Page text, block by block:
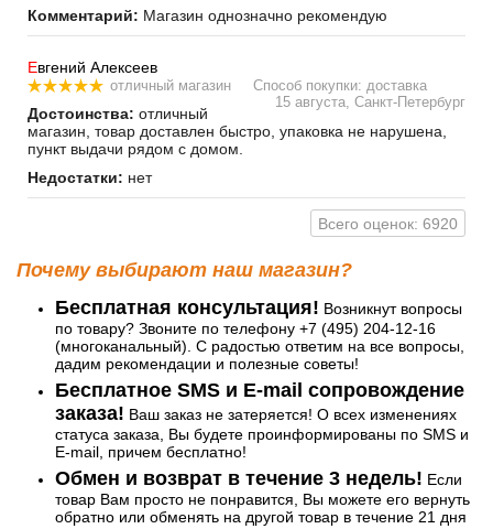
Комментарий: Магазин однозначно рекомендую
Евгений Алексеев
отличный магазин
Способ покупки: доставка
15 августа, Санкт-Петербург
Достоинства: отличный
магазин, товар доставлен быстро, упаковка не нарушена,
пункт выдачи рядом с домом.
Недостатки: нет
Всего оценок: 6920
Почему выбирают наш магазин?
Бесплатная консультация! Возникнут вопросы
по товару? Звоните по телефону +7 (495) 204-12-16
(многоканальный). С радостью ответим на все вопросы,
дадим рекомендации и полезные советы!
Бесплатное SMS и E-mail сопровождение
заказа! Ваш заказ не затеряется! О всех изменениях
статуса заказа, Вы будете проинформированы по SMS и
E-mail, причем бесплатно!
Обмен и возврат в течение 3 недель! Если
товар Вам просто не понравится, Вы можете его вернуть
обратно или обменять на другой товар в течение 21 дня